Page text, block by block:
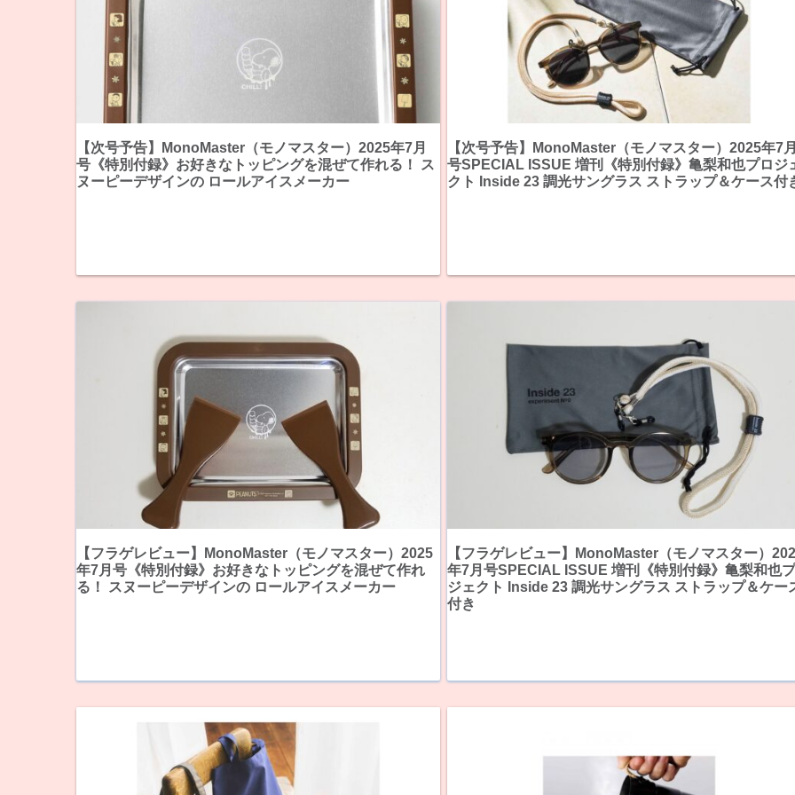
【次号予告】MonoMaster（モノマスター）2025年7月
号《特別付録》お好きなトッピングを混ぜて作れる！ ス
ヌーピーデザインの ロールアイスメーカー
【次号予告】MonoMaster（モノマスター）2025年7月
号SPECIAL ISSUE 増刊《特別付録》亀梨和也プロジ
クト Inside 23 調光サングラス ストラップ＆ケース付
【フラゲレビュー】MonoMaster（モノマスター）2025
年7月号《特別付録》お好きなトッピングを混ぜて作れ
る！ スヌーピーデザインの ロールアイスメーカー
【フラゲレビュー】MonoMaster（モノマスター）
年7月号SPECIAL ISSUE 増刊《特別付録》亀梨和也
ジェクト Inside 23 調光サングラス ストラップ＆ケー
付き